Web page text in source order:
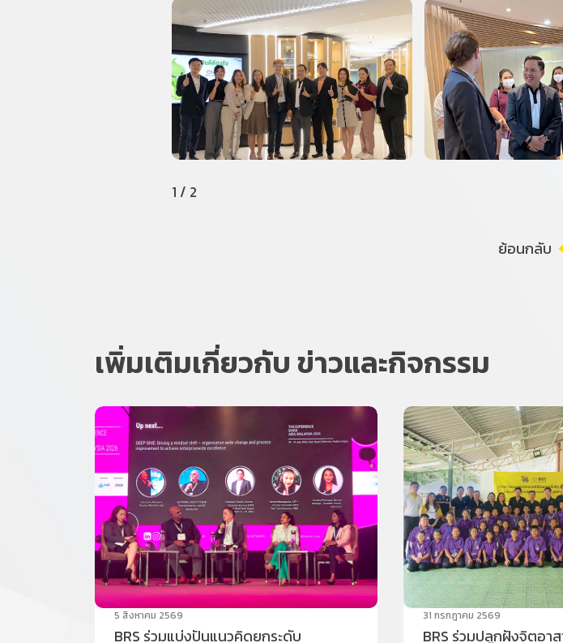
1 / 2
ย้อนกลับ
เพิ่มเติมเกี่ยวกับ ข่าวและกิจกรรม
5 สิงหาคม 2569
BRS ร่วมแบ่งปันแนวคิดยกระดับ
31 กรกฎาคม 2569
BRS ร่วมปลูกฝังจิตอา